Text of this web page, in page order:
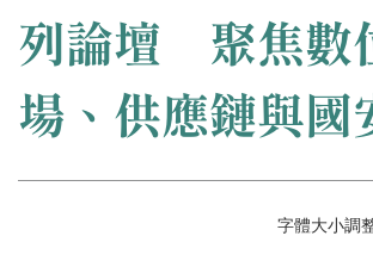
列論壇 聚焦數
場、供應鏈與國
字體大小調